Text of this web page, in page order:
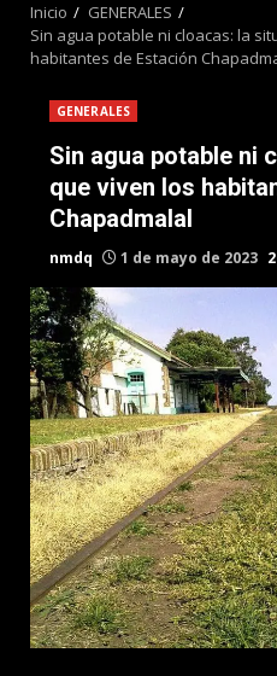
Inicio
GENERALES
Sin agua potable ni cloacas: la
habitantes de Estación
GENERALES
Sin agua potable ni
que viven los
Chapadmalal
nmdq 1 de mayo de 2023